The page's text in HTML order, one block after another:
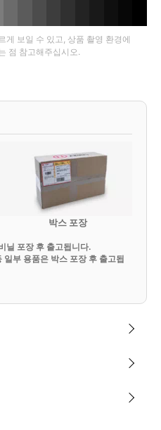
게 보일 수 있고, 상품 촬영 환경에
점 참고해주십시오.
박스 포장
닐 포장 후 출고됩니다.
부 용품은 박스 포장 후 출고됩